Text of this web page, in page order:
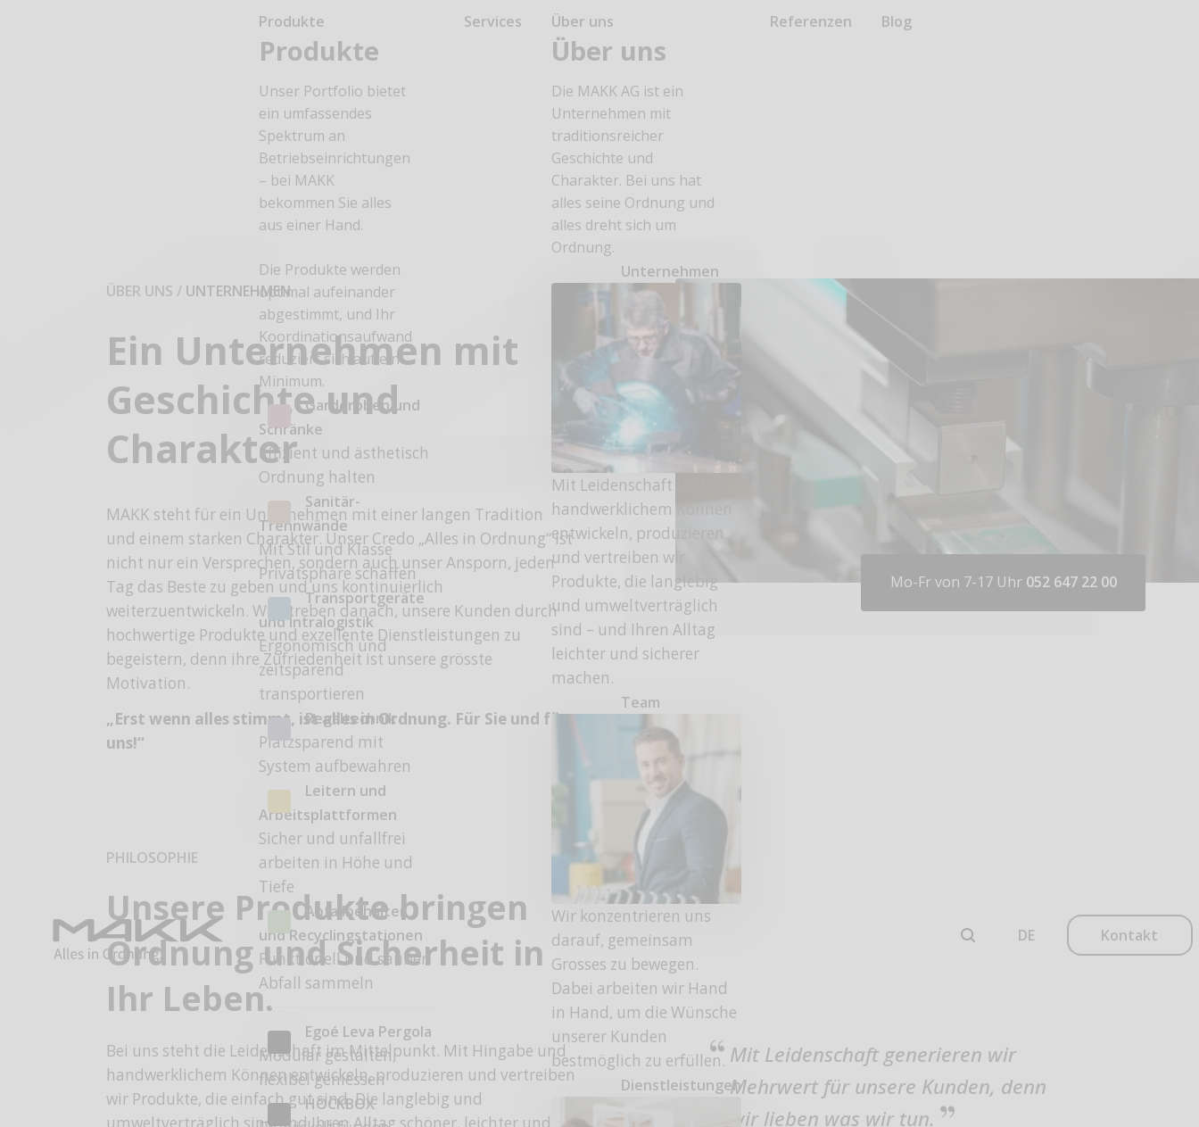
Produkte
Produkte
Unser Portfolio bietet
ein umfassendes
Spektrum an
Betriebseinrichtungen
– bei MAKK
bekommen Sie alles
aus einer Hand.
Die Produkte werden
optimal aufeinander
abgestimmt, und Ihr
Koordinationsaufwand
reduziert sich auf ein
Minimum.
Garderoben und
Schränke
Effizient und ästhetisch
Ordnung halten
Sanitär-
Trennwände
Mit Stil und Klasse
Privatsphäre schaffen
Transportgeräte
und Intralogistik
Ergonomisch und
zeitsparend
transportieren
Regaltechnik
Platzsparend mit
System aufbewahren
Leitern und
Arbeitsplattformen
Sicher und unfallfrei
arbeiten in Höhe und
Tiefe
Abfallbehälter
und Recyclingstationen
Funktionell und sauber
Abfall sammeln
Egoé Leva Pergola
Modular gestalten,
flexibel geniessen
HOCKBOX
Services Über uns
Über uns
Die MAKK AG ist ein
Unternehmen mit
traditionsreicher
Geschichte und
Charakter. Bei uns hat
alles seine Ordnung und
alles dreht sich um
Ordnung.
Unternehmen
Mit Leidenschaft und
handwerklichem Können
entwickeln, produzieren
und vertreiben wir
Produkte, die langlebig
und umweltverträglich
sind – und Ihren Alltag
leichter und sicherer
machen.
Team
Wir konzentrieren uns
darauf, gemeinsam
Grosses zu bewegen.
Dabei arbeiten wir Hand
in Hand, um die Wünsche
unserer Kunden
bestmöglich zu erfüllen.
Dienstleistungen
Referenzen Blog
Kontakt
ÜBER UNS / UNTERNEHMEN
Ein Unternehmen mit
Geschichte und
Charakter
MAKK steht für ein Unternehmen mit einer langen Tradition
und einem starken Charakter. Unser Credo „Alles in Ordnung“ ist
nicht nur ein Versprechen, sondern auch unser Ansporn, jeden
Tag das Beste zu geben und uns kontinuierlich
weiterzuentwickeln. Wir streben danach, unsere Kunden durch
hochwertige Produkte und exzellente Dienstleistungen zu
begeistern, denn ihre Zufriedenheit ist unsere grösste
Motivation.
„Erst wenn alles stimmt, ist alles in Ordnung. Für Sie und für
uns!“
Mo-Fr von 7-17 Uhr 052 647 22 00
PHILOSOPHIE
Unsere Produkte bringen
Ordnung und Sicherheit in
Ihr Leben.
Bei uns steht die Leidenschaft im Mittelpunkt. Mit Hingabe und
handwerklichem Können entwickeln, produzieren und vertreiben
wir Produkte, die einfach gut sind. Die langlebig und
Mit Leidenschaft generieren wir
Mehrwert für unsere Kunden, denn
wir lieben was wir tun.